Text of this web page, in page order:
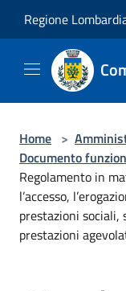
Regione
Home >
Documento
Regolamento in
l’accesso,
prestazioni sociali,
prestazioni